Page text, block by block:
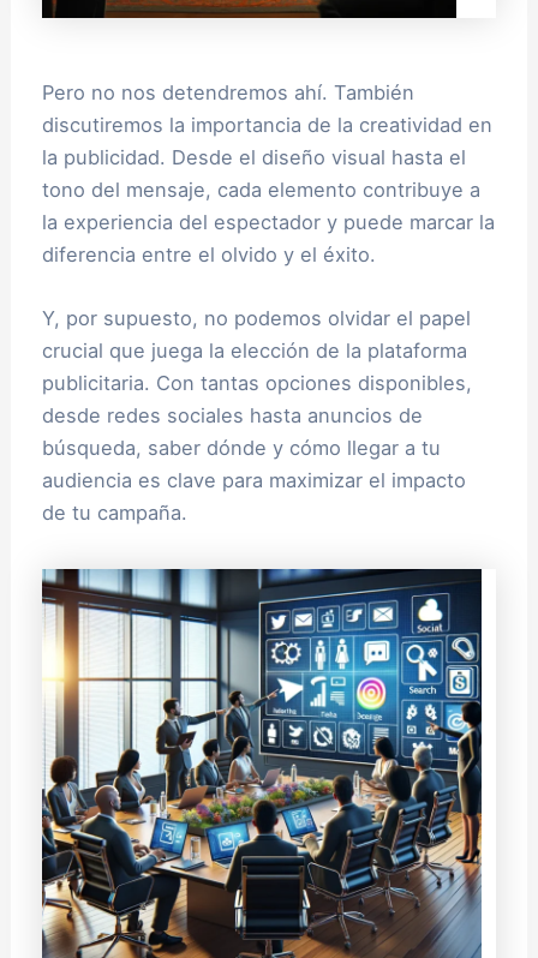
Pero no nos detendremos ahí. También
discutiremos la importancia de la creatividad en
la publicidad. Desde el diseño visual hasta el
tono del mensaje, cada elemento contribuye a
la experiencia del espectador y puede marcar la
diferencia entre el olvido y el éxito.
Y, por supuesto, no podemos olvidar el papel
crucial que juega la elección de la plataforma
publicitaria. Con tantas opciones disponibles,
desde redes sociales hasta anuncios de
búsqueda, saber dónde y cómo llegar a tu
audiencia es clave para maximizar el impacto
de tu campaña.